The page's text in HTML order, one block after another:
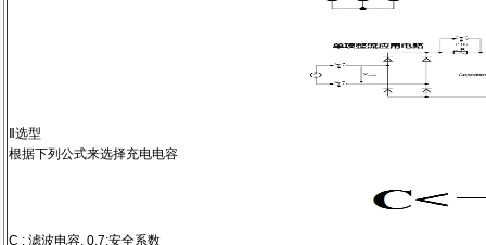
Ⅱ选型
根据下列公式来选择充电电容
C : 滤波电容. 0.7:安全系数